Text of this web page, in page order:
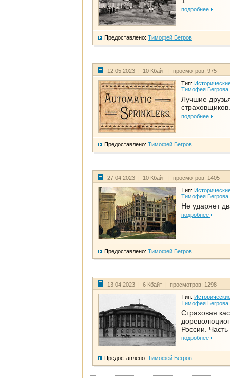
подробнее
Предоставлено: Тимофей Бегров
12.05.2023 | 10 Кбайт | просмотров: 975
Тип:
Тимофея Бегрова
Лучшие
подробнее
Предоставлено: Тимофей Бегров
27.04.2023 | 10 Кбайт | просмотров: 1405
Тип:
Тимофея Бегрова
Не ударяет
подробнее
Предоставлено: Тимофей Бегров
13.04.2023 | 6 Кбайт | просмотров: 1298
Тип:
Тимофея Бегрова
Страховая
России. Часть
подробнее
Предоставлено: Тимофей Бегров